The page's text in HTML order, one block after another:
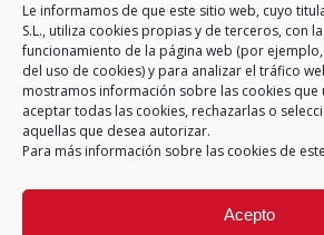
Le informamos de que este sitio web, cuyo
S.L., utiliza cookies propias y de terceros, con
funcionamiento de la página web (por
del uso de cookies) y para analizar el tráfico
mostramos información sobre las cookies que
aceptar todas las cookies, rechazarlas o
aquellas que desea autorizar.
Para más información sobre las cookies de
Acepto
CENTRO EXAMINADOR